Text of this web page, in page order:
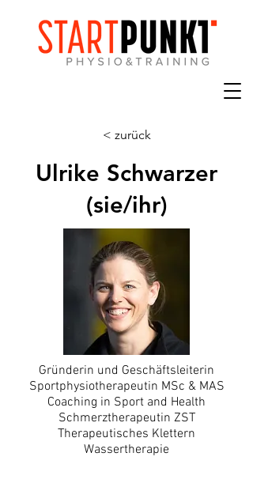
< zurück
Ulrike Schwarzer
(sie/ihr)
Gründerin und Geschäftsleiterin
Sportphysiotherapeutin MSc & MAS
Coaching in Sport and Health
Schmerztherapeutin ZST
Therapeutisches Klettern
Wassertherapie